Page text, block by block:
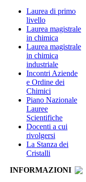
Laurea di primo
livello
Laurea magistrale
in chimica
Laurea magistrale
in chimica
industriale
Incontri Aziende
e Ordine dei
Chimici
Piano Nazionale
Lauree
Scientifiche
Docenti a cui
rivolgersi
La Stanza dei
Cristalli
INFORMAZIONI